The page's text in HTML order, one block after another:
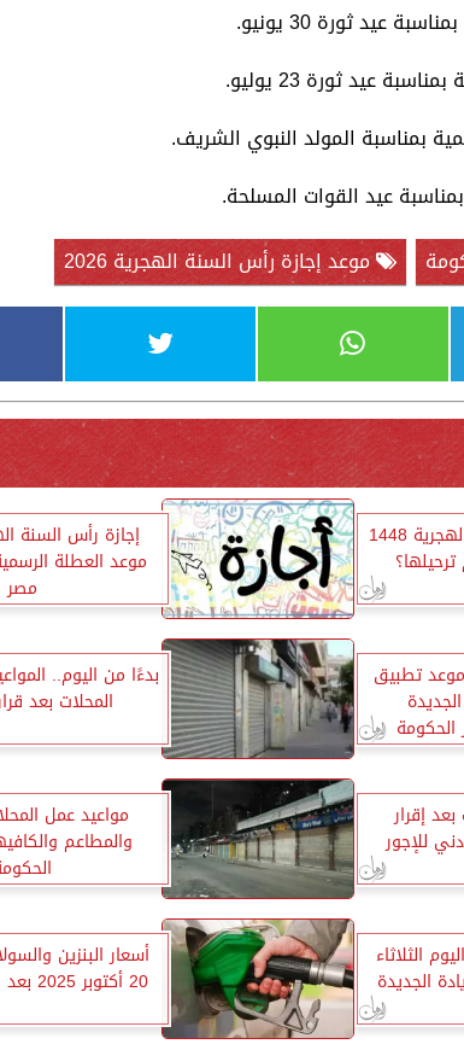
موعد إجازة رأس السنة الهجرية 2026
موعد إجازة رأس السنة الهجرية 1448
موعد العطلة
مصر
2026.. موعد تطبيق
الحكومة
بدءًا من اليوم..
المحلات بعد
إقرار
للإجور
مواعيد عمل
والمطاعم
الثلاثاء
أسعار البنزين
20 أكتوبر 2025 بعد الزيادة الجديدة